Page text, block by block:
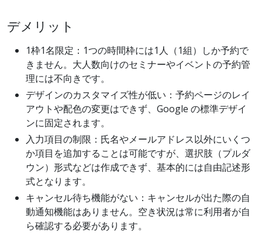
デメリット
1枠1名限定：1つの時間枠には1人（1組）しか予約で
きません。大人数向けのセミナーやイベントの予約管
理には不向きです。
デザインのカスタマイズ性が低い：予約ページのレイ
アウトや配色の変更はできず、Google の標準デザイ
ンに固定されます。
入力項目の制限：氏名やメールアドレス以外にいくつ
か項目を追加することは可能ですが、選択肢（プルダ
ウン）形式などは作成できず、基本的には自由記述形
式となります。
キャンセル待ち機能がない：キャンセルが出た際の自
動通知機能はありません。空き状況は常に利用者が自
ら確認する必要があります。